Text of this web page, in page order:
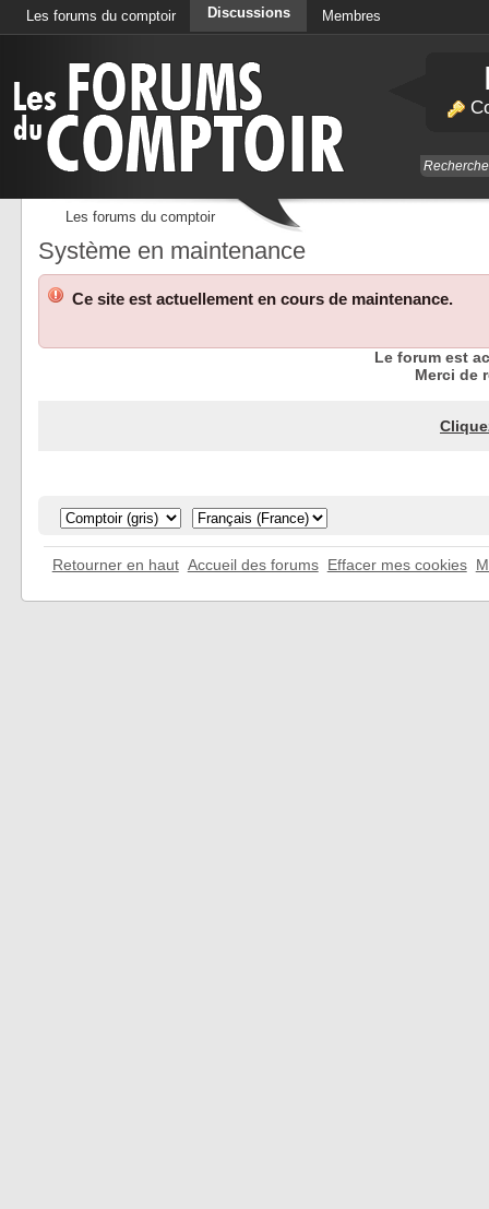
Les forums du comptoir Discussions Membres
Les forums du comptoir
Système en maintenance
Ce site est actuellement en cours de maintenance.
Le forum est
Merci de
Retourner en haut Accueil des forums Effacer mes cookies